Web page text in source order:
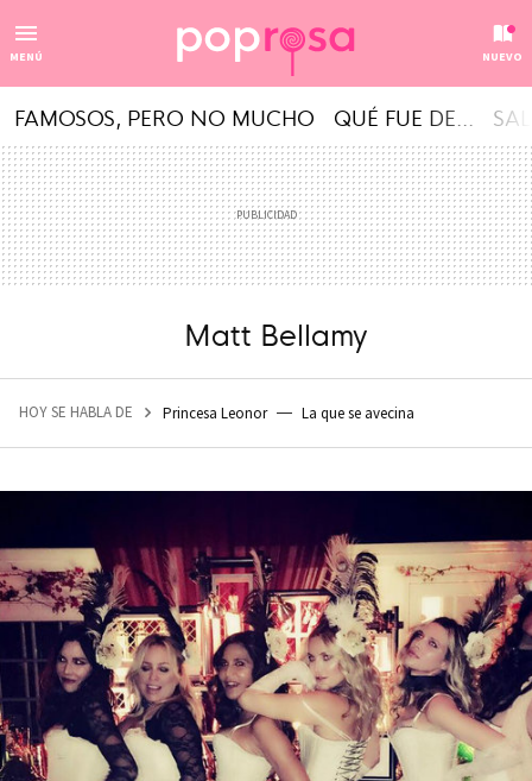
MENÚ NUEVO
FAMOSOS, PERO NO MUCHO QUÉ FUE DE...
Matt Bellamy
HOY SE HABLA DE Princesa Leonor La que se avecina